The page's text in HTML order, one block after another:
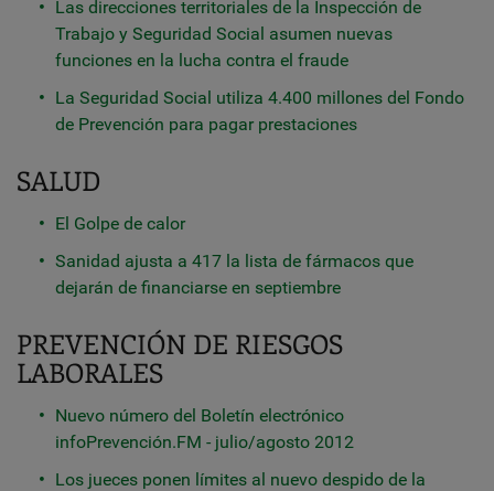
Las direcciones territoriales de la Inspección de
Trabajo y Seguridad Social asumen nuevas
funciones en la lucha contra el fraude
La Seguridad Social utiliza 4.400 millones del Fondo
de Prevención para pagar prestaciones
SALUD
El Golpe de calor
Sanidad ajusta a 417 la lista de fármacos que
dejarán de financiarse en septiembre
PREVENCIÓN DE RIESGOS
LABORALES
Nuevo número del Boletín electrónico
infoPrevención.FM - julio/agosto 2012
Los jueces ponen límites al nuevo despido de la